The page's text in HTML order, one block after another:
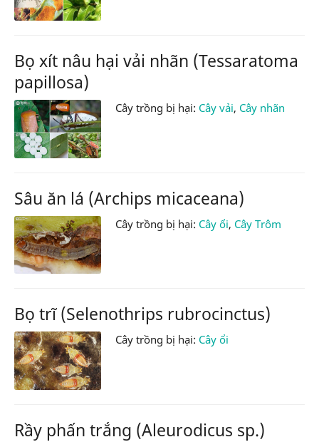
Bọ xít nâu hại vải nhãn (Tessaratoma
papillosa)
Cây trồng bị hại: Cây vải, Cây nhãn
Sâu ăn lá (Archips micaceana)
Cây trồng bị hại: Cây ổi, Cây Trôm
Bọ trĩ (Selenothrips rubrocinctus)
Cây trồng bị hại: Cây ổi
Rầy phấn trắng (Aleurodicus sp.)